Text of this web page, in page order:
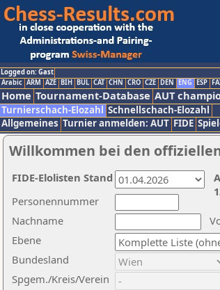
Logged on: Gast
Arabic ARM AZE BIH BUL CAT CHN CRO CZE DEN ENG ESP
Home Tournament-Database AUT
Turnierschach-Elozahl Schnellschach-Elozahl
Allgemeines Turnier anmelden: AUT FIDE
Willkommen bei den
Nachname
Ebene
Personennummer
Bundesland
Spgem./Kreis/Verein
FIDE-Elolisten Stand